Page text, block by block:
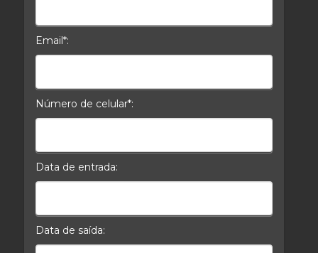
Email*:
Número de celular*:
Data de entrada:
Data de saída: